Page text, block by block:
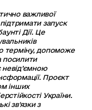
важливої
запуск
Дії. Це
терміну, допоможе
посилити
невід’ємною
Проєкт
інших
України.
зв'язки з